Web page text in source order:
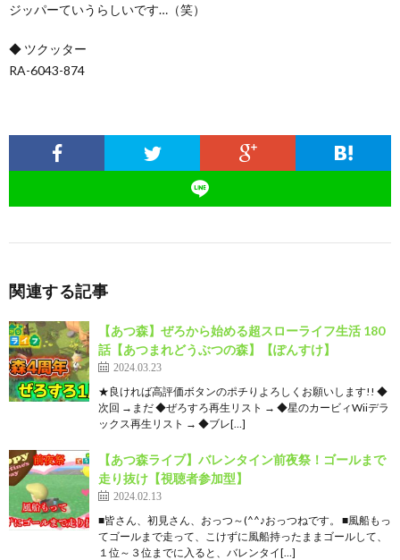
ジッパーていうらしいです…（笑）
◆ ツクッター
RA-6043-874
関連する記事
【あつ森】ぜろから始める超スローライフ生活 180
話【あつまれどうぶつの森】【ぽんすけ】
2024.03.23
★良ければ高評価ボタンのポチりよろしくお願いします!! ◆
次回 →まだ ◆ぜろすろ再生リスト → ◆星のカービィWiiデラ
ックス再生リスト → ◆ブレ[…]
【あつ森ライブ】バレンタイン前夜祭！ゴールまで
走り抜け【視聴者参加型】
2024.02.13
■皆さん、初見さん、おっつ～(^^♪おっつねです。 ■風船もっ
てゴールまで走って、こけずに風船持ったままゴールして、
１位～３位までに入ると、バレンタイ[…]